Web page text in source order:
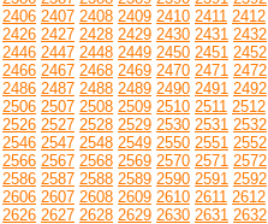
2406 2407 2408 2409 2410 2411 2412
2426 2427 2428 2429 2430 2431 2432
2446 2447 2448 2449 2450 2451 2452
2466 2467 2468 2469 2470 2471 2472
2486 2487 2488 2489 2490 2491 2492
2506 2507 2508 2509 2510 2511 2512
2526 2527 2528 2529 2530 2531 2532
2546 2547 2548 2549 2550 2551 2552
2566 2567 2568 2569 2570 2571 2572
2586 2587 2588 2589 2590 2591 2592
2606 2607 2608 2609 2610 2611 2612
2626 2627 2628 2629 2630 2631 2632